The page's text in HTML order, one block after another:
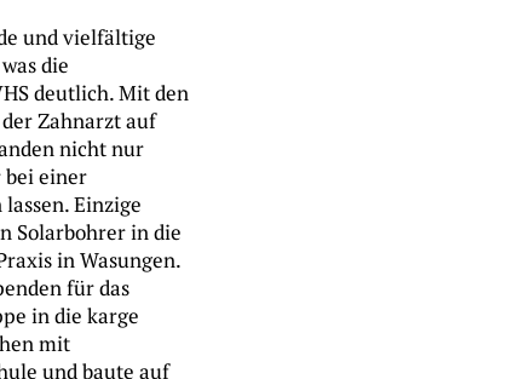
und vielfältige
die
deutlich. Mit den
Zahnarzt auf
nicht nur
bei einer
Einzige
Solarbohrer in die
in Wasungen.
für das
in die karge
mit
und baute auf